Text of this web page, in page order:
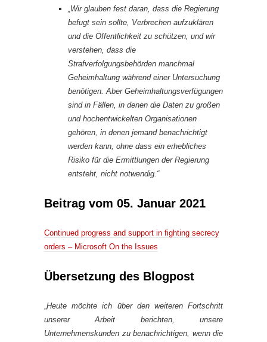
„Wir glauben fest daran, dass die Regierung
befugt sein sollte, Verbrechen aufzuklären
und die Öffentlichkeit zu schützen, und wir
verstehen, dass die
Strafverfolgungsbehörden manchmal
Geheimhaltung während einer Untersuchung
benötigen. Aber Geheimhaltungsverfügungen
sind in Fällen, in denen die Daten zu großen
und hochentwickelten Organisationen
gehören, in denen jemand benachrichtigt
werden kann, ohne dass ein erhebliches
Risiko für die Ermittlungen der Regierung
entsteht, nicht notwendig.“
Beitrag vom 05. Januar 2021
Continued progress and support in fighting secrecy
orders – Microsoft On the Issues
Übersetzung des Blogpost
„Heute möchte ich über den weiteren Fortschritt
unserer Arbeit berichten, unsere
Unternehmenskunden zu benachrichtigen, wenn die